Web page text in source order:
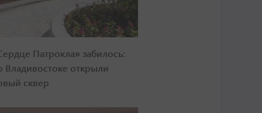
Патрокла» забилось:
Владивостоке открыли
сквер